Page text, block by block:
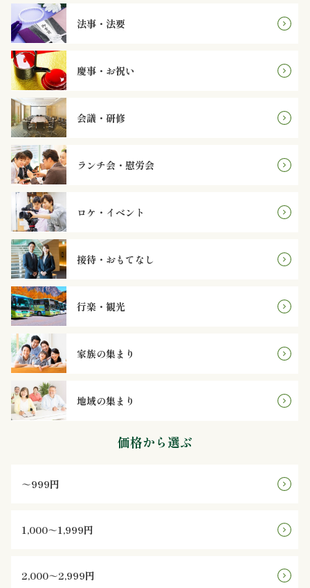
3,999
円
4,000
～
4,999
円
5,000
～
7,999
円
8,000
円
～
膳
法事・法要
慶事・お祝い
会議・研修
ランチ会・慰労会
ロケ・イベント
接待・おもてなし
行楽・観光
家族の集まり
地域の集まり
価格から選ぶ
～999円
1,000～1,999円
2,000～2,999円